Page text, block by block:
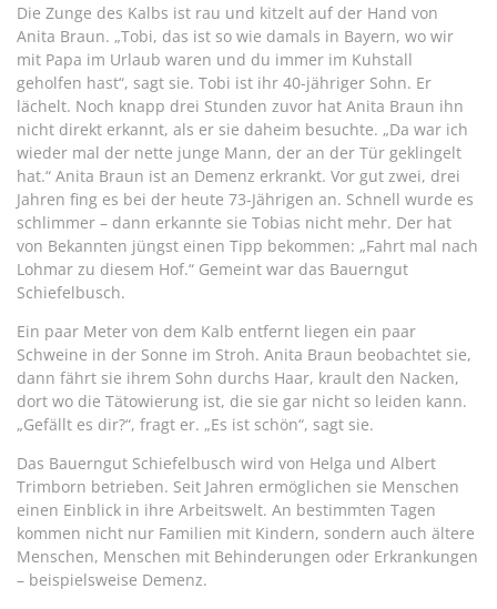
Die Zunge des Kalbs ist rau und kitzelt auf der Hand von
Anita Braun. „Tobi, das ist so wie damals in Bayern, wo wir
mit Papa im Urlaub waren und du immer im Kuhstall
geholfen hast“, sagt sie. Tobi ist ihr 40-jähriger Sohn. Er
lächelt. Noch knapp drei Stunden zuvor hat Anita Braun ihn
nicht direkt erkannt, als er sie daheim besuchte. „Da war ich
wieder mal der nette junge Mann, der an der Tür geklingelt
hat.“ Anita Braun ist an Demenz erkrankt. Vor gut zwei, drei
Jahren fing es bei der heute 73-Jährigen an. Schnell wurde es
schlimmer – dann erkannte sie Tobias nicht mehr. Der hat
von Bekannten jüngst einen Tipp bekommen: „Fahrt mal nach
Lohmar zu diesem Hof.“ Gemeint war das Bauerngut
Schiefelbusch.
Ein paar Meter von dem Kalb entfernt liegen ein paar
Schweine in der Sonne im Stroh. Anita Braun beobachtet sie,
dann fährt sie ihrem Sohn durchs Haar, krault den Nacken,
dort wo die Tätowierung ist, die sie gar nicht so leiden kann.
„Gefällt es dir?“, fragt er. „Es ist schön“, sagt sie.
Das Bauerngut Schiefelbusch wird von Helga und Albert
Trimborn betrieben. Seit Jahren ermöglichen sie Menschen
einen Einblick in ihre Arbeitswelt. An bestimmten Tagen
kommen nicht nur Familien mit Kindern, sondern auch ältere
Menschen, Menschen mit Behinderungen oder Erkrankungen
– beispielsweise Demenz.